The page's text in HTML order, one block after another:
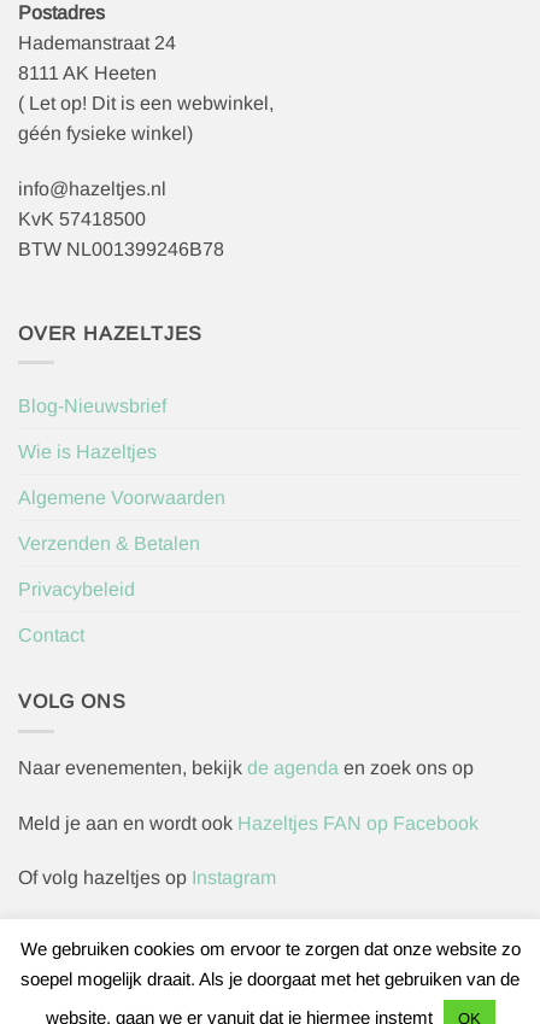
Postadres
Hademanstraat 24
8111 AK Heeten
( Let op! Dit is een webwinkel,
géén fysieke winkel)
info@hazeltjes.nl
KvK 57418500
BTW NL001399246B78
OVER HAZELTJES
Blog-Nieuwsbrief
Wie is Hazeltjes
Algemene Voorwaarden
Verzenden & Betalen
Privacybeleid
Contact
VOLG ONS
Naar evenementen, bekijk de agenda en zoek ons op
Meld je aan en wordt ook Hazeltjes FAN op Facebook
Of volg hazeltjes op Instagram
Herroepingsverzoek indienen
We gebruiken cookies om ervoor te zorgen dat onze website zo
soepel mogelijk draait. Als je doorgaat met het gebruiken van de
website, gaan we er vanuit dat je hiermee instemt
OK